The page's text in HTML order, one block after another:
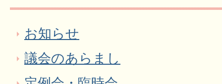
お知らせ
議会のあらまし